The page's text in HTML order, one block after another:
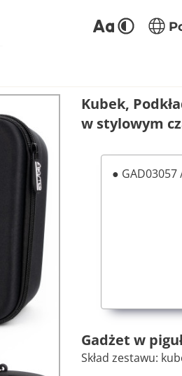
Kubek,
w stylowym
● GAD03057
Gadżet w
Skład zestawu: